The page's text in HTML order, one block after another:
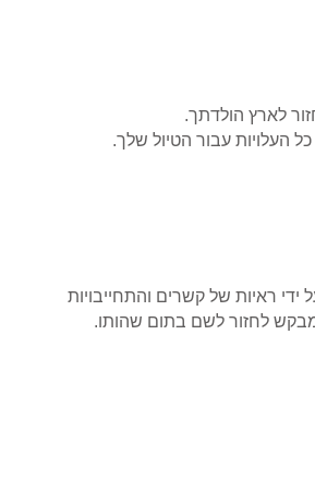
לארץ הולדתך.
העלויות עבור הטיול שלך.
ראיות של קשרים והתחייבויות
לחזור לשם בתום שהותו.